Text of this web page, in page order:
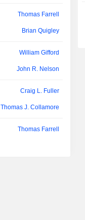
James Kilts
James Kilts
Alexander Chatkewitz
Thomas Farrell
Brian Quigley
William Gifford
John R. Nelson
Craig L. Fuller
Thomas J. Collamore
Thomas Farrell